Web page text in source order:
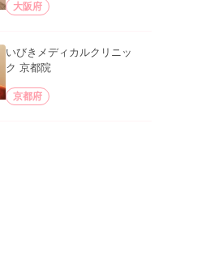
大阪府
いびきメディカルクリニッ
ク 京都院
京都府